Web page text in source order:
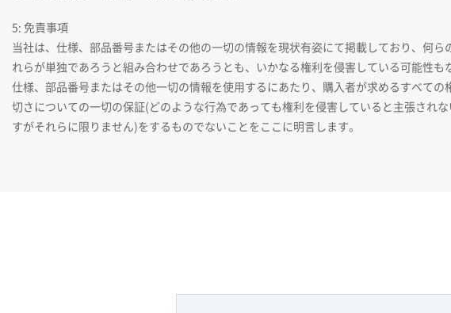
5: 免責事項
当社は、仕様、部品番号またはその他の一切の情報を現状有姿にて掲載しており、何
れらが単独であろうと組み合わせであろうとも、いかなる権利を侵害している可能性
仕様、部品番号またはその他一切の情報を使用するにあたり、購入者が求めるすべて
切さについての一切の保証(どのような行為であっても権利を侵害していると主張され
すがそれらに限りません)をするものでないことをここに明言します。